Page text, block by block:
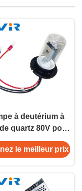
à deutérium à
quartz 80V pour
UV
le meilleur prix